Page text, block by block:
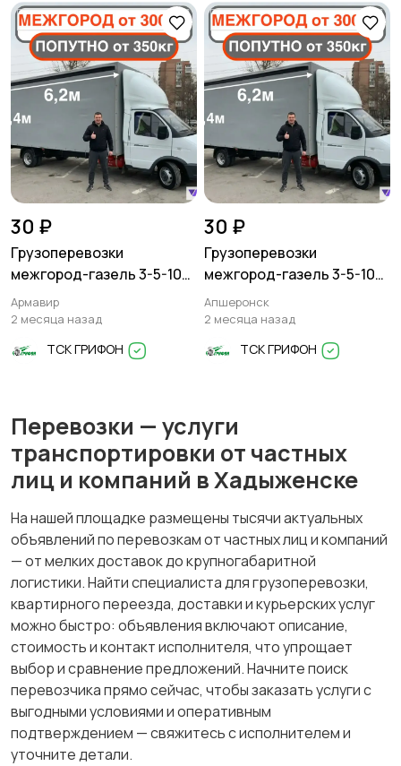
30 ₽
Грузоперевозки
межгород-газель 3-5-10
тонн
Армавир
2 месяца назад
ТСК ГРИФОН
30 ₽
Грузоперевозки
межгород-газель 3-5-10
тонн
Апшеронск
2 месяца назад
ТСК ГРИФОН
Перевозки — услуги
транспортировки от частных
лиц и компаний в Хадыженске
На нашей площадке размещены тысячи актуальных
объявлений по перевозкам от частных лиц и компаний
— от мелких доставок до крупногабаритной
логистики. Найти специалиста для грузоперевозки,
квартирного переезда, доставки и курьерских услуг
можно быстро: объявления включают описание,
стоимость и контакт исполнителя, что упрощает
выбор и сравнение предложений. Начните поиск
перевозчика прямо сейчас, чтобы заказать услуги с
выгодными условиями и оперативным
подтверждением — свяжитесь с исполнителем и
уточните детали.